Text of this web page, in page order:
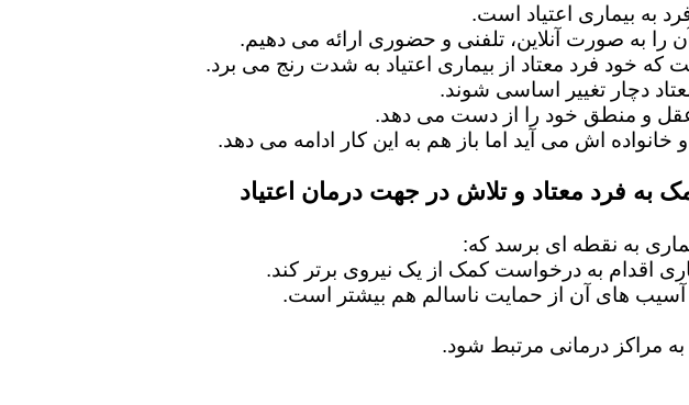
به بیماری اعتیاد است.
را به صورت آنلاین، تلفنی و حضوری ارائه می دهیم.
که خود فرد معتاد از بیماری اعتیاد به شدت رنج می برد.
دچار تغییر اساسی شوند.
عقل و منطق خود را از دست می دهد.
اش می آید اما باز هم به این کار ادامه می دهد.
به فرد معتاد و تلاش در جهت درمان اعتیاد
به نقطه ای برسد که:
اقدام به درخواست کمک از یک نیروی برتر کند.
آسیب های آن از حمایت ناسالم هم بیشتر است.
مراکز درمانی مرتبط شود.